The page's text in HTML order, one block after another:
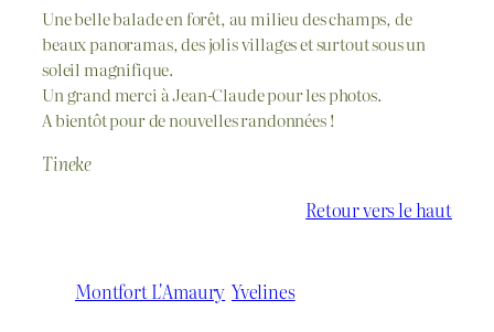
Une belle balade en forêt, au milieu des champs, de
beaux panoramas, des jolis villages et surtout sous un
soleil magnifique.
Un grand merci à Jean-Claude pour les photos.
A bientôt pour de nouvelles randonnées !
Tineke
Retour vers le haut
Montfort L'Amaury Yvelines